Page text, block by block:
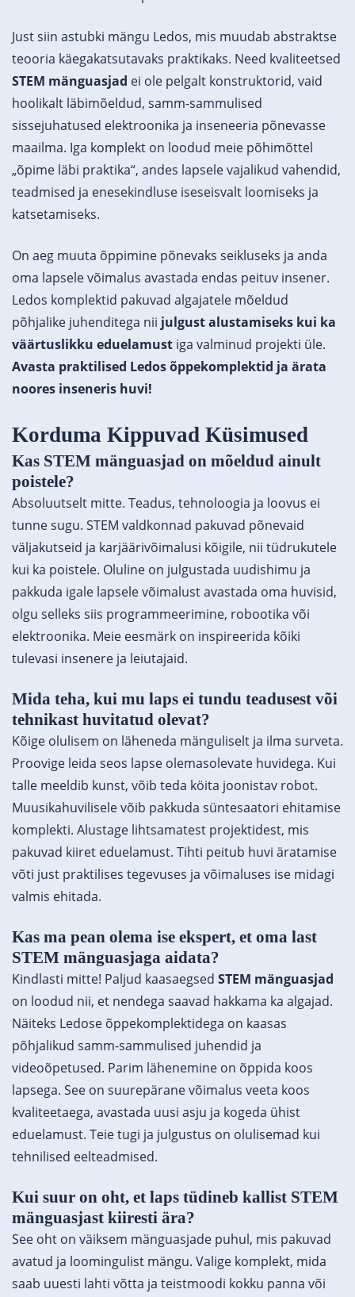
Just siin astubki mängu Ledos, mis muudab abstraktse
teooria käegakatsutavaks praktikaks. Need kvaliteetsed
STEM mänguasjad ei ole pelgalt konstruktorid, vaid
hoolikalt läbimõeldud, samm-sammulised
sissejuhatused elektroonika ja inseneeria põnevasse
maailma. Iga komplekt on loodud meie põhimõttel
„õpime läbi praktika“, andes lapsele vajalikud vahendid,
teadmised ja enesekindluse iseseisvalt loomiseks ja
katsetamiseks.
On aeg muuta õppimine põnevaks seikluseks ja anda
oma lapsele võimalus avastada endas peituv insener.
Ledos komplektid pakuvad algajatele mõeldud
põhjalike juhenditega nii julgust alustamiseks kui ka
väärtuslikku eduelamust iga valminud projekti üle.
Avasta praktilised Ledos õppekomplektid ja ärata
noores inseneris huvi!
Korduma Kippuvad Küsimused
Kas STEM mänguasjad on mõeldud ainult
poistele?
Absoluutselt mitte. Teadus, tehnoloogia ja loovus ei
tunne sugu. STEM valdkonnad pakuvad põnevaid
väljakutseid ja karjäärivõimalusi kõigile, nii tüdrukutele
kui ka poistele. Oluline on julgustada uudishimu ja
pakkuda igale lapsele võimalust avastada oma huvisid,
olgu selleks siis programmeerimine, robootika või
elektroonika. Meie eesmärk on inspireerida kõiki
tulevasi insenere ja leiutajaid.
Mida teha, kui mu laps ei tundu teadusest või
tehnikast huvitatud olevat?
Kõige olulisem on läheneda mänguliselt ja ilma surveta.
Proovige leida seos lapse olemasolevate huvidega. Kui
talle meeldib kunst, võib teda köita joonistav robot.
Muusikahuvilisele võib pakkuda süntesaatori ehitamise
komplekti. Alustage lihtsamatest projektidest, mis
pakuvad kiiret eduelamust. Tihti peitub huvi äratamise
võti just praktilises tegevuses ja võimaluses ise midagi
valmis ehitada.
Kas ma pean olema ise ekspert, et oma last
STEM mänguasjaga aidata?
Kindlasti mitte! Paljud kaasaegsed STEM mänguasjad
on loodud nii, et nendega saavad hakkama ka algajad.
Näiteks Ledose õppekomplektidega on kaasas
põhjalikud samm-sammulised juhendid ja
videoõpetused. Parim lähenemine on õppida koos
lapsega. See on suurepärane võimalus veeta koos
kvaliteetaega, avastada uusi asju ja kogeda ühist
eduelamust. Teie tugi ja julgustus on olulisemad kui
tehnilised eelteadmised.
Kui suur on oht, et laps tüdineb kallist STEM
mänguasjast kiiresti ära?
See oht on väiksem mänguasjade puhul, mis pakuvad
avatud ja loomingulist mängu. Valige komplekt, mida
saab uuesti lahti võtta ja teistmoodi kokku panna või